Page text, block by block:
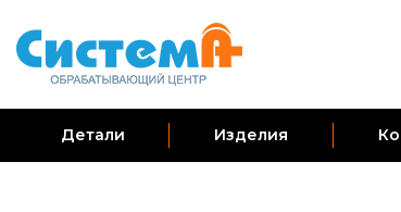
Детали Изделия